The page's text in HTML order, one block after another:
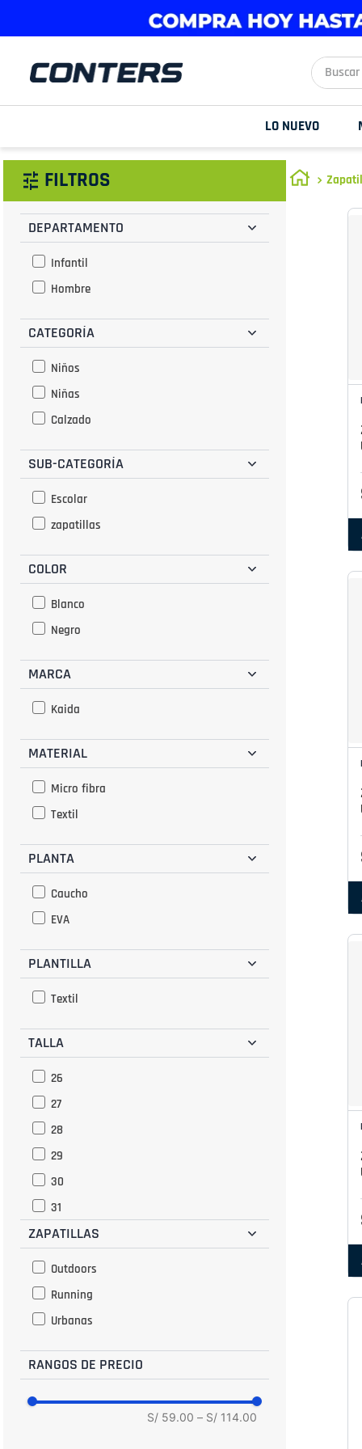
Buscar
LO NUEVO
FILTROS
DEPARTAMENTO
Infantil
Hombre
CATEGORÍA
Niños
Niñas
Calzado
SUB-CATEGORÍA
Escolar
zapatillas
COLOR
Blanco
Negro
MARCA
Kaida
MATERIAL
Micro fibra
Textil
PLANTA
Caucho
EVA
PLANTILLA
Textil
TALLA
26
27
28
29
30
31
32
37
ZAPATILLAS
Outdoors
Running
Urbanas
RANGOS DE PRECIO
S/ 59.00 – S/ 114.00